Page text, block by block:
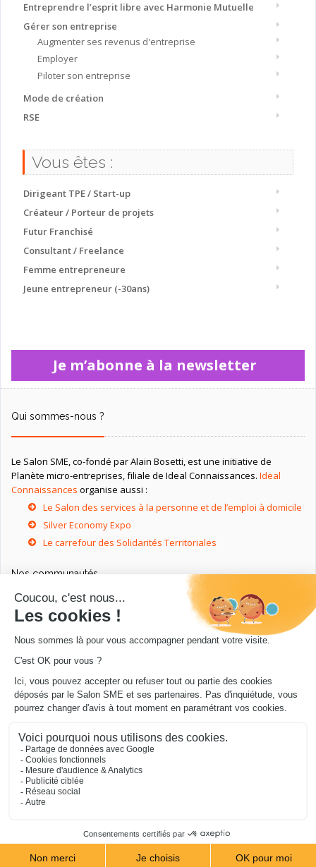
Entreprendre l’esprit libre avec Harmonie Mutuelle
Gérer son entreprise
Augmenter ses revenus d'entreprise
Employer
Piloter son entreprise
Mode de création
RSE
Vous êtes :
Dirigeant TPE / Start-up
Créateur / Porteur de projets
Futur Franchisé
Consultant / Freelance
Femme entrepreneure
Jeune entrepreneur (-30ans)
Je m’abonne à la newsletter
Qui sommes-nous ?
Le Salon SME, co-fondé par Alain Bosetti, est une initiative de
Planète micro-entreprises, filiale de Ideal Connaissances. Ideal
Connaissances organise aussi :
Le Salon des services à la personne et de l’emploi à domicile
Silver Economy Expo
Le carrefour des Solidarités Territoriales
Nos communautés
Ressources utiles
Livres utiles pour les entrepreneurs
Sites utiles pour les entrepreneurs
Conseils pour votre entreprise/microentreprise
données|Je m’abonne à la newsletter du blog